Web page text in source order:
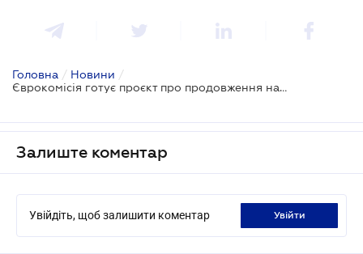
Головна / Новини /
Єврокомісія готує проєкт про продовження на рік безмитного режиму для експорту з України
Залиште коментар
Увійдіть, щоб залишити коментар увійти